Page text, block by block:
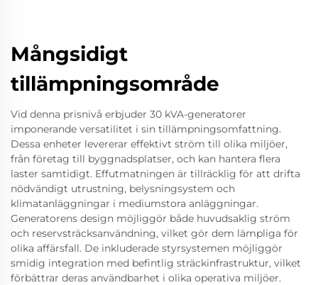
Mångsidigt
tillämpningsområde
Vid denna prisnivå erbjuder 30 kVA-generatorer
imponerande versatilitet i sin tillämpningsomfattning.
Dessa enheter levererar effektivt ström till olika miljöer,
från företag till byggnadsplatser, och kan hantera flera
laster samtidigt. Effutmatningen är tillräcklig för att drifta
nödvändigt utrustning, belysningsystem och
klimatanläggningar i mediumstora anläggningar.
Generatorens design möjliggör både huvudsaklig ström
och reservsträcksanvändning, vilket gör dem lämpliga för
olika affärsfall. De inkluderade styrsystemen möjliggör
smidig integration med befintlig sträckinfrastruktur, vilket
förbättrar deras användbarhet i olika operativa miljöer.